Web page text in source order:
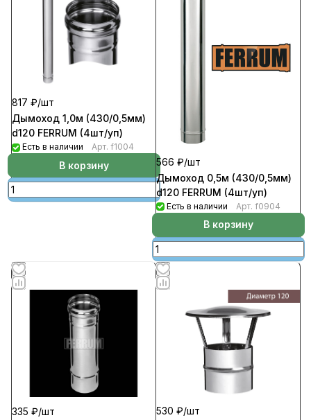
817 ₽/шт
Дымоход 1,0м (430/0,5мм)
d120 FERRUM (4шт/уп)
Есть в наличии Арт. f1004
В корзину 566 ₽/шт
Дымоход 0,5м (430/0,5мм)
d120 FERRUM (4шт/уп)
Есть в наличии Арт. f0904
В корзину
335 ₽/шт
530 ₽/шт